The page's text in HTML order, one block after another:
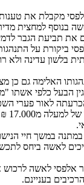
מקבלת את
בנוסף למחצית
את תביעת הגבר
ביקורת על
בלשון עדינה ולא
האלימה גם כן
הבעל כלפי אשתו
לאור פערי
במשך חיי
לאשה ביחס
אלפסי לאשה
בעניינם.